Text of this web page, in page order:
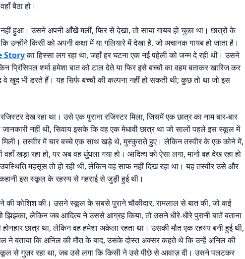
बैठा हो।
हुआ। उसने अपनी आँखें मलीं, फिर से देखा, तो साया गायब हो चुका था। छात्रों के
किसी को अपनी कक्षा में या गलियारे में देखा है, जो अचानक गायब हो जाता है।
Storyका हिस्सा लग रहा था, जहाँ हर घटना एक नई पहेली को जन्म दे रही थी। उसने
प्रिंसिपल शर्मा हमेशा बात को टाल देते या फिर इसे बच्चों का वहम बताकर खारिज कर
खुद भी डरते हैं। यह सिर्फ बच्चों की कल्पना नहीं हो सकती थी; कुछ तो था जो इस
देख रहा था। उसे एक पुराना रजिस्टर मिला, जिसमें एक छात्र का नाम बार-बार
नहीं थी, सिवाय इसके कि वह एक मेधावी छात्र था जो सालों पहले इस स्कूल में
मिली। तस्वीर में चार बच्चे एक साथ खड़े थे, मुस्कुराते हुए। लेकिन तस्वीर के एक कोने में,
खड़ा रहा हो, पर अब वह धुंधला गया हो। आदित्य को ऐसा लगा, मानो वह देख रहा हो
महसूस तो हो रही थी, लेकिन वह साफ नहीं दिख रहा था। यह तस्वीर उसे और
इस स्कूल के रहस्य से गहराई से जुड़ी हुई थी।
की कोशिश की। उसने स्कूल के सबसे पुराने चौकीदार, रामलाल से बात की, जो कई
लेकिन जब आदित्य ने उससे आग्रह किया, तो उसने धीरे-धीरे पुरानी बातें बताना
छात्र था, लेकिन वह हमेशा अकेला रहता था। उसकी मौत एक रहस्य बनी हुई थी,
ने बताया कि अनिल की मौत के बाद, उसके दोस्त अक्सर कहते थे कि उन्हें अनिल की
से गुज़र रहा था, जब उसे लगा कि किसी ने उसे पीछे से आवाज़ दी। उसने पलटकर